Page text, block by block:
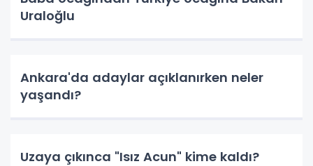
Uraloğlu
Ankara'da adaylar açıklanırken neler
yaşandı?
Uzaya çıkınca "Isız Acun" kime kaldı?